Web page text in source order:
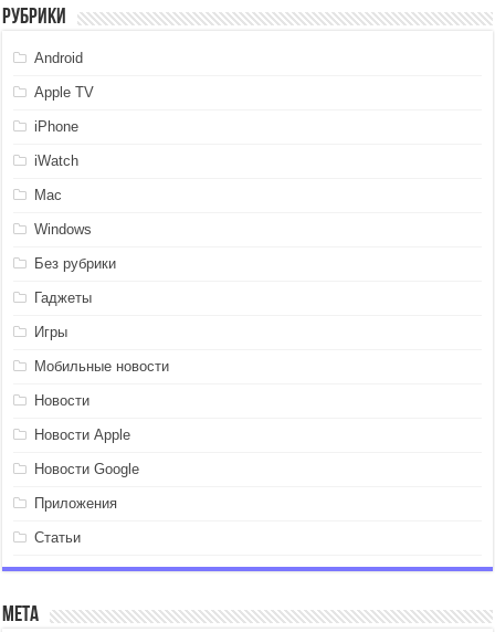
Рубрики
Android
Apple TV
iPhone
iWatch
Mac
Windows
Без рубрики
Гаджеты
Игры
Мобильные новости
Новости
Новости Apple
Новости Google
Приложения
Статьи
Мета